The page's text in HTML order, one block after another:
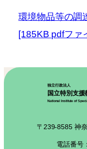
環境物品等の調
[185KB pdfファ
独立行政法人
国立特別支援
National Institute of
〒239-8585 神
電話番